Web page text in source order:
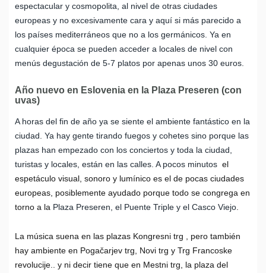
espectacular y cosmopolita, al nivel de otras ciudades
europeas y no excesivamente cara y aquí si más parecido a
los países mediterráneos que no a los germánicos. Ya en
cualquier época se pueden acceder a locales de nivel con
menús degustación de 5-7 platos por apenas unos 30 euros.
Año nuevo en Eslovenia en la Plaza Preseren (con
uvas)
A horas del fin de año ya se siente el ambiente fantástico en la
ciudad. Ya hay gente tirando fuegos y cohetes sino porque las
plazas han empezado con los conciertos y toda la ciudad,
turistas y locales, están en las calles. A pocos minutos el
espetáculo visual, sonoro y lumínico es el de pocas ciudades
europeas, posiblemente ayudado porque todo se congrega en
torno a la Plaza Preseren, el Puente Triple y el Casco Viejo
La música suena en las plazas Kongresni trg , pero también
hay ambiente en Pogačarjev trg, Novi trg y Trg Francoske
revolucije.. y ni decir tiene que en Mestni trg, la plaza del